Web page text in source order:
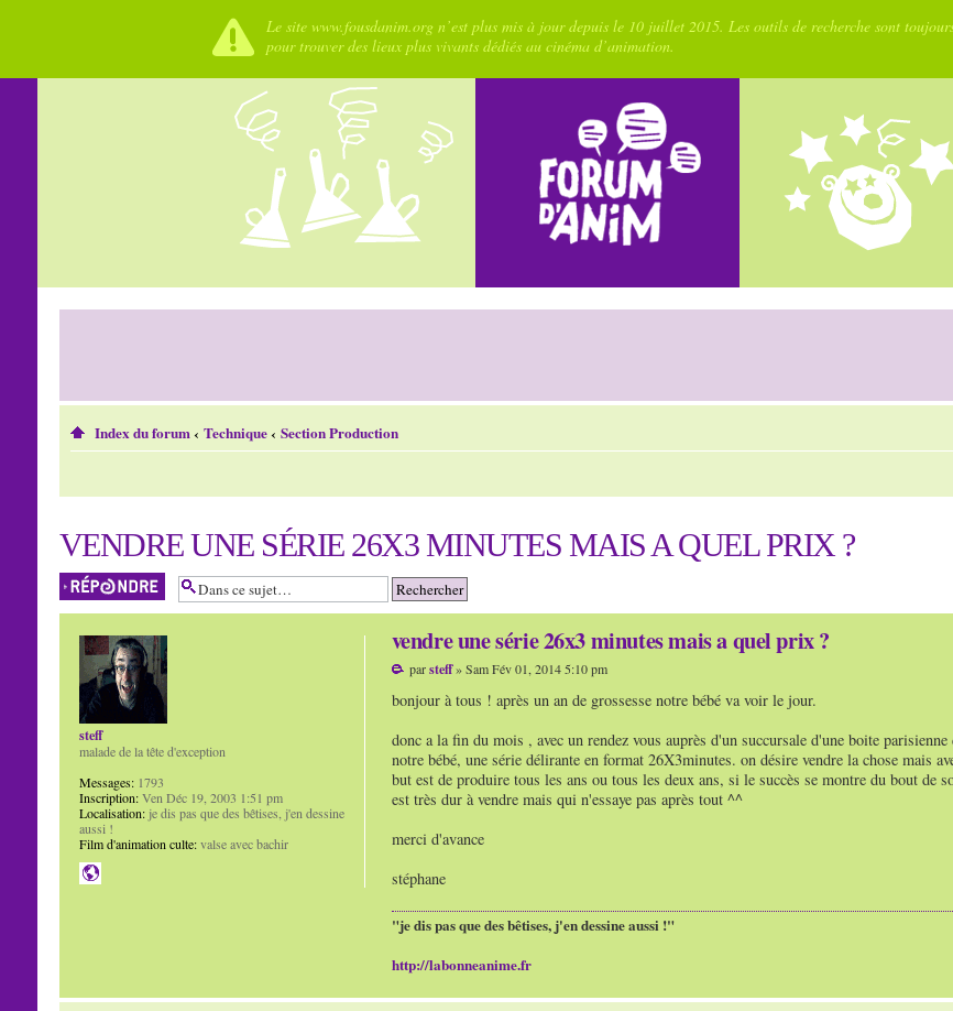
Le site www.fousdanim.org n’est plus mis à jour depuis le 10 juillet 2015. Les outils de recherche sont
pour trouver des lieux plus vivants dédiés au cinéma d’animation.
Index du forum‹ Technique‹ Section Production
VENDRE UNE SÉRIE 26X3 MINUTES MAIS A QUEL PRIX ?
Répondre
vendre une série 26x3 minutes mais a quel prix ?
parsteff» Sam Fév 01, 2014 5:10 pm
bonjour à tous ! après un an de grossesse notre bébé va voir le jour.
donc a la fin du mois , avec un rendez vous auprès d'un succursale d'une boite
notre bébé, une série délirante en format 26X3minutes. on désire vendre la chose mais
but est de produire tous les ans ou tous les deux ans, si le succès se montre du bout de
est très dur à vendre mais qui n'essaye pas après tout ^^
merci d'avance
stéphane
"je dis pas que des bêtises, j'en dessine aussi !"
http://labonneanime.fr
steff
malade de la tête d'exception
Messages:1793
Inscription:Ven Déc 19, 2003 1:51 pm
Localisation:je dis pas que des bêtises, j'en dessine
aussi !
Film d'animation culte:valse avec bachir